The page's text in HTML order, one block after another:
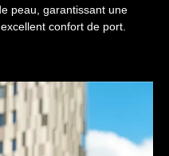
peau, garantissant une
confort de port.